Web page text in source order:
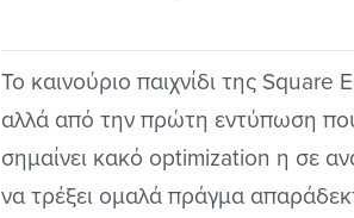
Το καινούριο παιχνίδι της
αλλά από την πρώτη εντύπωση
σημαίνει κακό optimization η σε
να τρέξει ομαλά πράγμα